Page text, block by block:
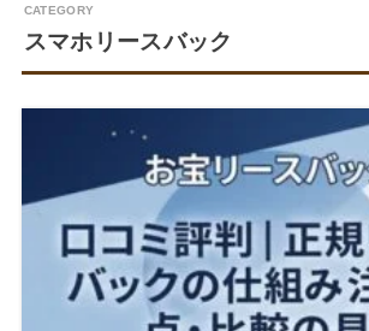
スマホリースバック